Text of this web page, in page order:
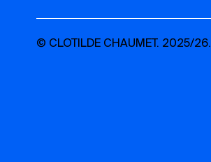
© CLOTILDE CHAUMET. 2025/26.